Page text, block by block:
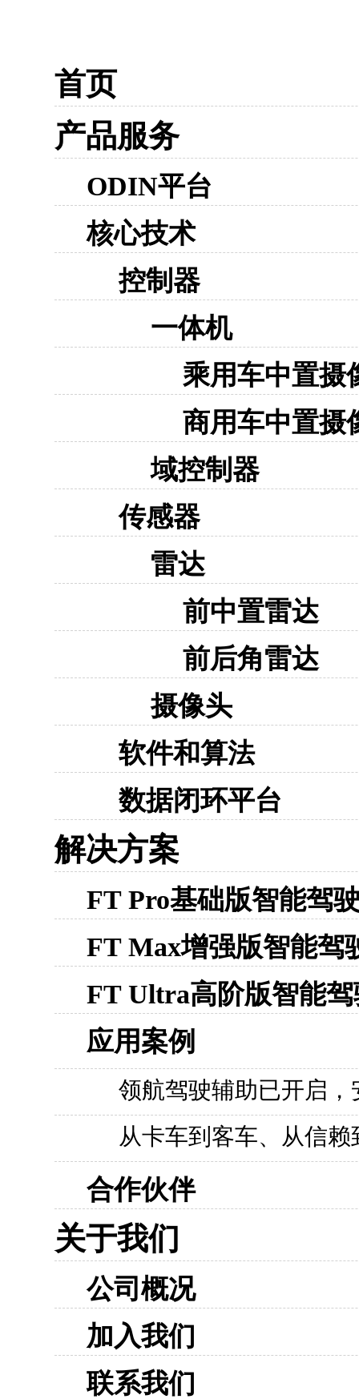
首页
产品服务
ODIN平台
核心技术
控制器
一体机
乘用车中置摄
商用车中置摄
域控制器
传感器
雷达
前中置雷达
前后角雷达
摄像头
软件和算法
数据闭环平台
解决方案
FT Pro基础版智能驾
FT Max增强版智能驾
FT Ultra高阶版智能
应用案例
领航驾驶辅助已开启
从卡车到客车、从信
合作伙伴
关于我们
公司概况
加入我们
联系我们